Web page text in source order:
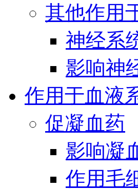
其他作用
神经系
影响神
作用于血液
促凝血药
影响凝
作用毛